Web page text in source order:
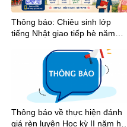
Thông báo: Chiêu sinh lớp
tiếng Nhật giao tiếp hè năm
Thông báo về thực hiện đánh
giá rèn luyện Học kỳ II năm học